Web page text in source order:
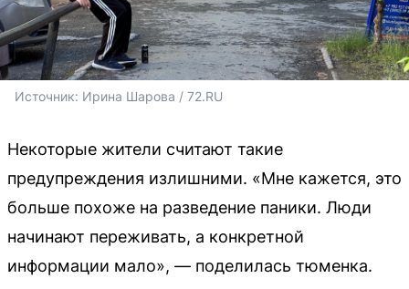
Источник: Ирина Шарова / 72.RU
Некоторые жители считают такие
предупреждения излишними. «Мне кажется, это
больше похоже на разведение паники. Люди
начинают переживать, а конкретной
информации мало», — поделилась тюменка.